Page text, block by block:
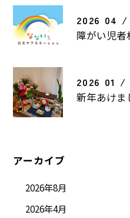
2026 04 /
2026 01 /
アーカイブ
2026年8月
2026年4月